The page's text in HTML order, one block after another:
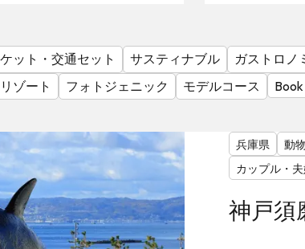
ット・交通セット サスティナブル ガストロノ
リゾート フォトジェニック モデルコース
兵庫県 動
カップル・
神戸